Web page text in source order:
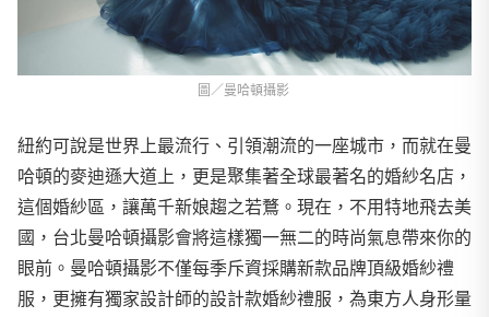
圖／曼哈頓攝影
紐約可說是世界上最流行、引領潮流的一座城市，而就在曼
哈頓的麥迪遜大道上，更是聚集著全球最著名的婚紗名店，
這個婚紗區，讓萬千新娘趨之若鶩。現在，不用特地飛去美
國，台北曼哈頓攝影會將這樣獨一無二的時尚氣息帶來你的
眼前。曼哈頓攝影不僅每季斥資採購新款品牌頂級婚紗禮
服，更擁有獨家設計師的設計款婚紗禮服，為東方人身形量